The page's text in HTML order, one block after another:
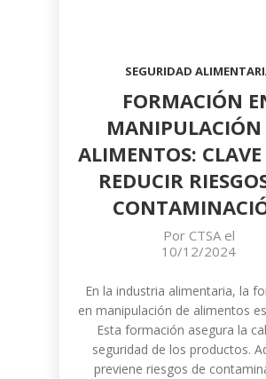
SEGURIDAD
FORMACIÓN
MANIPULACIÓN
ALIMENTOS:
REDUCIR
Por CTSAel
10/12/2024
En la industria alimentaria, la
en manipulación de alimentos
Esta formación asegura la
seguridad de los productos.
previene riesgos de